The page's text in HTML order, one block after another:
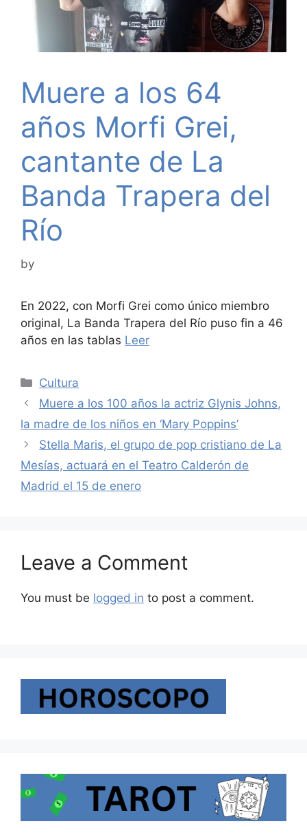
Muere a los 64
años Morfi Grei,
cantante de La
Banda Trapera del
Río
by
En 2022, con Morfi Grei como único miembro
original, La Banda Trapera del Río puso fin a 46
años en las tablas Leer
Categories
Cultura
Muere a los 100 años la actriz Glynis Johns,
la madre de los niños en ‘Mary Poppins’
Stella Maris, el grupo de pop cristiano de La
Mesías, actuará en el Teatro Calderón de
Madrid el 15 de enero
Leave a Comment
You must be logged in to post a comment.